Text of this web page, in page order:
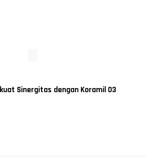
Sinergitas dengan Koramil 03